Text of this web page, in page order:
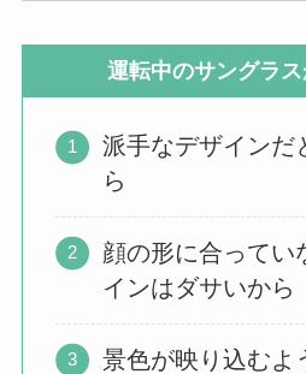
運転中のサングラ
派手なデザインだ
ら
顔の形に合ってい
インはダサいから
景色が映り込むよ